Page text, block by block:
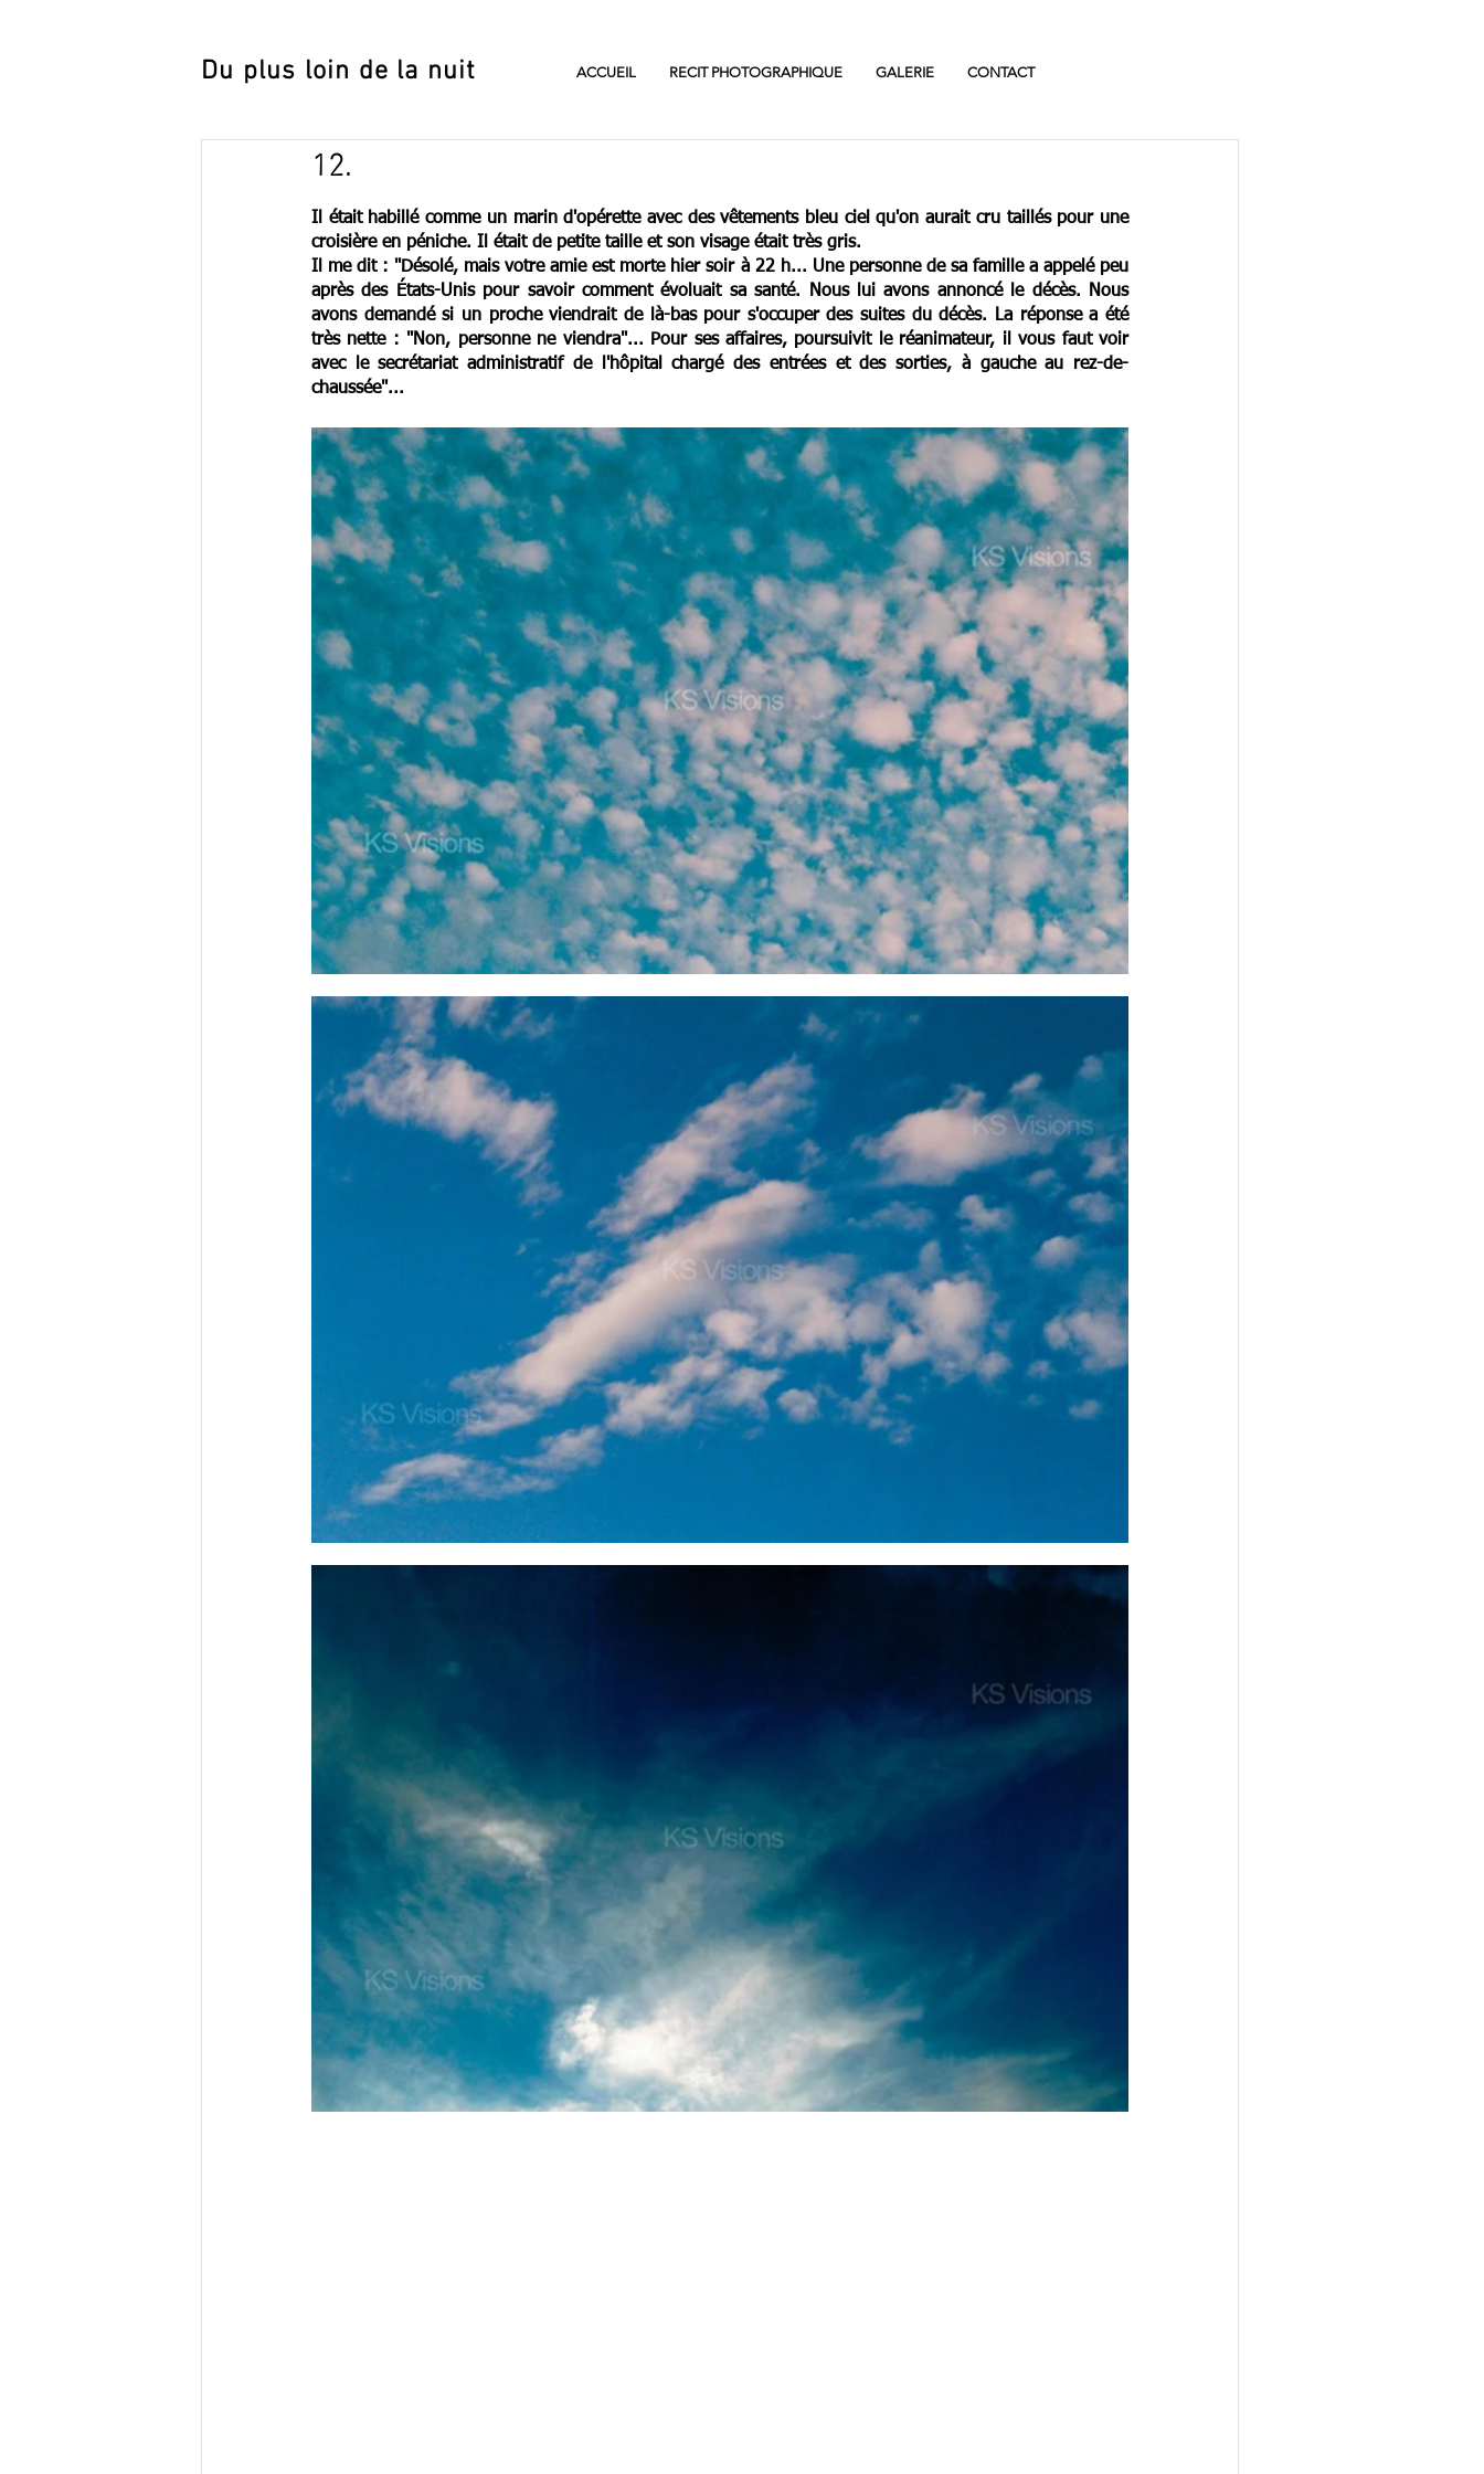
Du plus loin de la nuit ACCUEIL RECIT PHOTOGRAPHIQUE GALERIE CONTACT
12.
Il était habillé comme un marin d'opérette avec des vêtements bleu ciel qu'on aurait cru taillés pour une
croisière en péniche. Il était de petite taille et son visage était très gris.
Il me dit : "Désolé, mais votre amie est morte hier soir à 22 h... Une personne de sa famille a appelé peu
après des États-Unis pour savoir comment évoluait sa santé. Nous lui avons annoncé le décès. Nous
avons demandé si un proche viendrait de là-bas pour s'occuper des suites du décès. La réponse a été
très nette : "Non, personne ne viendra"... Pour ses affaires, poursuivit le réanimateur, il vous faut voir
avec le secrétariat administratif de l'hôpital chargé des entrées et des sorties, à gauche au rez-de-
chaussée"...